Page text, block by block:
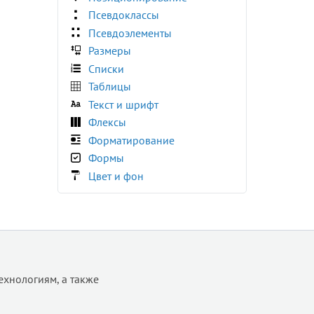
:right
:root
:seeking
:stalled
:target
:user-invalid
:user-valid
:valid
:visited
:volume-locked
@charset
@media
Псевдоклассы
Псевдоэлементы
Размеры
Списки
Таблицы
Текст и шрифт
Флексы
Форматирование
Формы
Цвет и фон
а также